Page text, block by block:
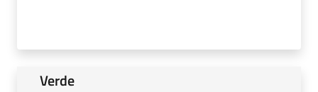
Verde